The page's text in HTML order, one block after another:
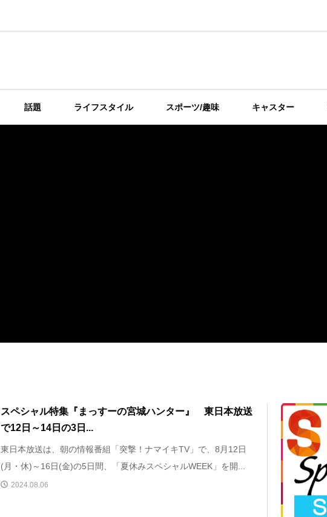
話題 ライフスタイル スポーツ/趣味 キャスター
スペシャル特集『まっすーの宮城ハンター』 東日本放送
で12日～14日の3日...
東日本放送は、朝の情報番組「突撃！ナマイキTV」で、8月12日
(月・休)～16日(金)の5日間、「夏休みスペシャルWEEK」を開...
2024.08.06